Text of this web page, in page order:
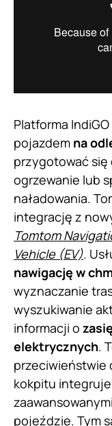
Platforma
pojazdem na
przygotować
ogrzewanie lub
naładowania.
integrację z
Tomtom
Vehicle (EV).
nawigację w
wyznaczanie
wyszukiwanie
informacji o
elektrycznych.
przeciwieństwie
kokpitu
pojeździe. Tym